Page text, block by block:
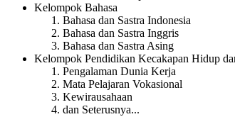
Kelompok Bahasa
Bahasa dan Sastra Indonesia
Bahasa dan Sastra Inggris
Bahasa dan Sastra Asing
Kelompok Pendidikan Kecakapan Hidup
Pengalaman Dunia Kerja
Mata Pelajaran Vokasional
Kewirausahaan
dan Seterusnya...